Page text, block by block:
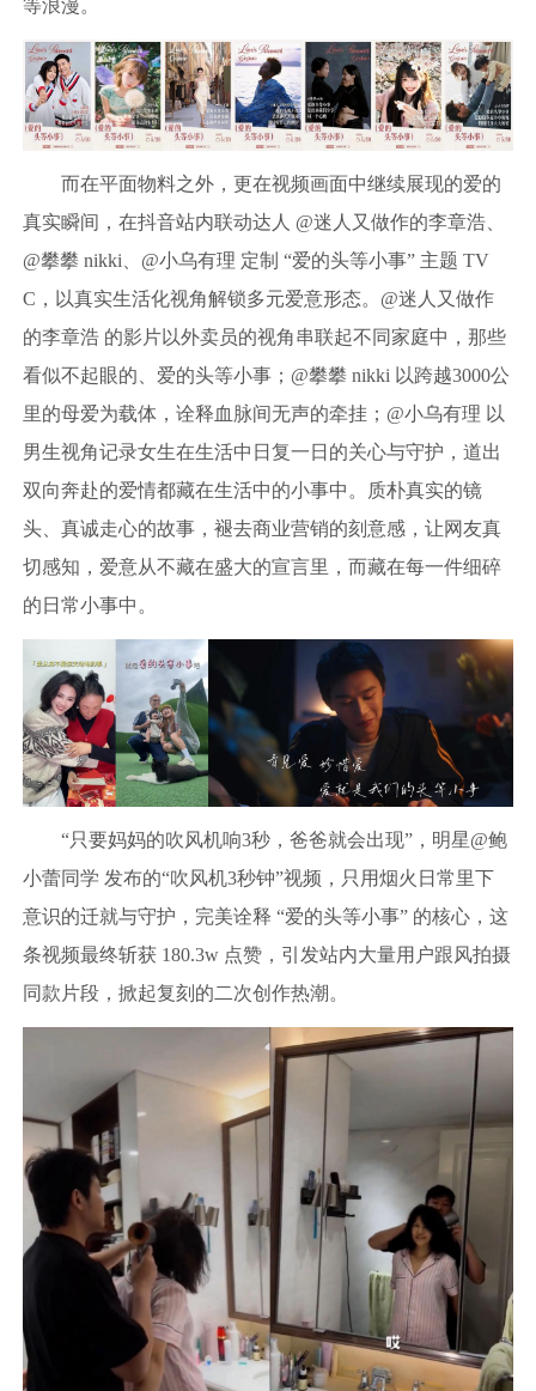
等浪漫。
而在平面物料之外，更在视频画面中继续展现的爱的
真实瞬间，在抖音站内联动达人 @迷人又做作的李章浩、
@攀攀 nikki、@小乌有理 定制 “爱的头等小事” 主题 TV
C，以真实生活化视角解锁多元爱意形态。@迷人又做作
的李章浩 的影片以外卖员的视角串联起不同家庭中，那些
看似不起眼的、爱的头等小事；@攀攀 nikki 以跨越3000公
里的母爱为载体，诠释血脉间无声的牵挂；@小乌有理 以
男生视角记录女生在生活中日复一日的关心与守护，道出
双向奔赴的爱情都藏在生活中的小事中。质朴真实的镜
头、真诚走心的故事，褪去商业营销的刻意感，让网友真
切感知，爱意从不藏在盛大的宣言里，而藏在每一件细碎
的日常小事中。
“只要妈妈的吹风机响3秒，爸爸就会出现”，明星@鲍
小蕾同学 发布的“吹风机3秒钟”视频，只用烟火日常里下
意识的迁就与守护，完美诠释 “爱的头等小事” 的核心，这
条视频最终斩获 180.3w 点赞，引发站内大量用户跟风拍摄
同款片段，掀起复刻的二次创作热潮。